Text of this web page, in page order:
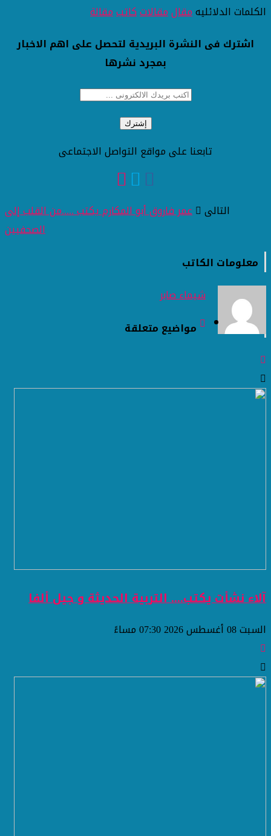
الكلمات الدلائليهمقالمقالاتكاتبمقالة
اشترك فى النشرة البريدية لتحصل على اهم الاخبار
بمجرد نشرها
تابعنا على مواقع التواصل الاجتماعى
التالى
عمر فاروق أبو المكارم يكتب .....من القلب إلى
الصحفيين
معلومات الكاتب
شيماء صابر
مواضيع متعلقة
آلاء نشأت يكتب.... التربية الحديثة و جيل ألفا
السبت 08 أغسطس 2026 07:30 مساءً